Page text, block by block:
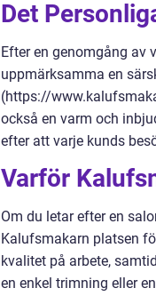
Det
Efter en genomgång av
uppmärksamma en
(https://
också en varm och
efter att varje kunds
Varför
Om du letar efter en
Kalufsmakarn platsen
kvalitet på arbete,
en enkel trimning eller